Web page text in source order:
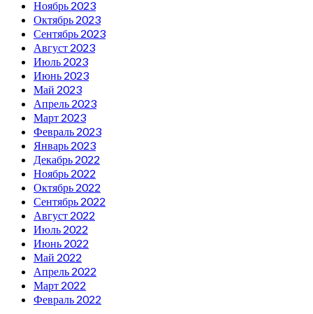
Ноябрь 2023
Октябрь 2023
Сентябрь 2023
Август 2023
Июль 2023
Июнь 2023
Май 2023
Апрель 2023
Март 2023
Февраль 2023
Январь 2023
Декабрь 2022
Ноябрь 2022
Октябрь 2022
Сентябрь 2022
Август 2022
Июль 2022
Июнь 2022
Май 2022
Апрель 2022
Март 2022
Февраль 2022